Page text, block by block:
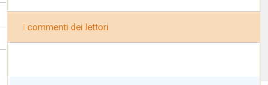
I commenti dei lettori